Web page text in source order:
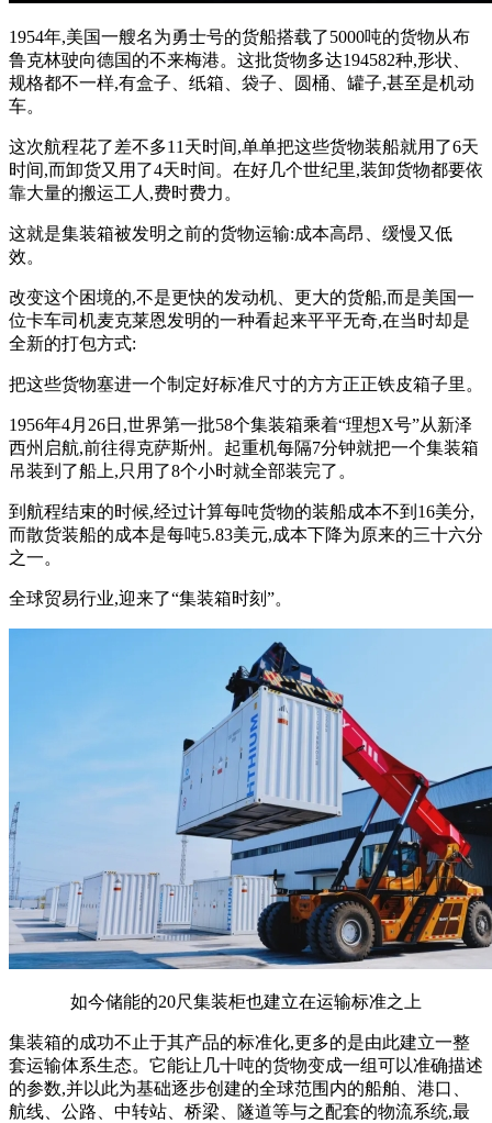
1954年,美国一艘名为勇士号的货船搭载了5000吨的货物从布
鲁克林驶向德国的不来梅港。这批货物多达194582种,形状、
规格都不一样,有盒子、纸箱、袋子、圆桶、罐子,甚至是机动
车。
这次航程花了差不多11天时间,单单把这些货物装船就用了6天
时间,而卸货又用了4天时间。在好几个世纪里,装卸货物都要依
靠大量的搬运工人,费时费力。
这就是集装箱被发明之前的货物运输:成本高昂、缓慢又低
效。
改变这个困境的,不是更快的发动机、更大的货船,而是美国一
位卡车司机麦克莱恩发明的一种看起来平平无奇,在当时却是
全新的打包方式:
把这些货物塞进一个制定好标准尺寸的方方正正铁皮箱子里。
1956年4月26日,世界第一批58个集装箱乘着“理想X号”从新泽
西州启航,前往得克萨斯州。起重机每隔7分钟就把一个集装箱
吊装到了船上,只用了8个小时就全部装完了。
到航程结束的时候,经过计算每吨货物的装船成本不到16美分,
而散货装船的成本是每吨5.83美元,成本下降为原来的三十六分
之一。
全球贸易行业,迎来了“集装箱时刻”。
如今储能的20尺集装柜也建立在运输标准之上
集装箱的成功不止于其产品的标准化,更多的是由此建立一整
套运输体系生态。它能让几十吨的货物变成一组可以准确描述
的参数,并以此为基础逐步创建的全球范围内的船舶、港口、
航线、公路、中转站、桥梁、隧道等与之配套的物流系统,最